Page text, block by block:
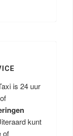
is 24 uur
kunt
of